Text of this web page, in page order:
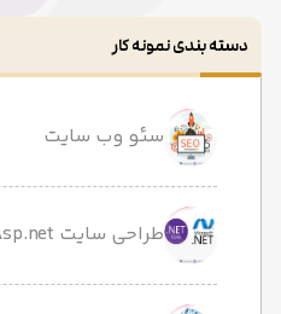
دسته بندی نمونه کار
سئو وب سایت
طراحی سایت Asp.net